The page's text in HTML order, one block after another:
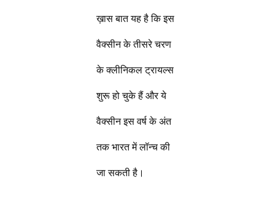
ख़ास बात यह है कि इस
वैक्सीन के तीसरे चरण
के क्लीनिकल ट्रायल्स
शुरू हो चुके हैं और ये
वैक्सीन इस वर्ष के अंत
तक भारत में लॉन्च की
जा सकती है।